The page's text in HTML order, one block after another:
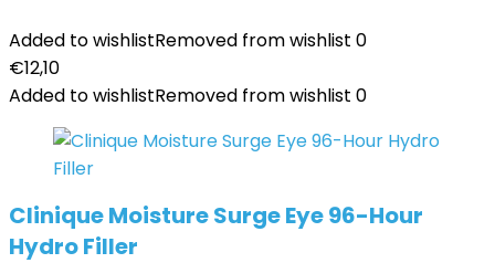
Added to wishlistRemoved from wishlist 0
€12,10
Added to wishlistRemoved from wishlist 0
Clinique Moisture Surge Eye 96-Hour
Hydro Filler